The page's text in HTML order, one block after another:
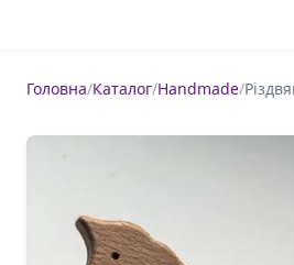
Головна/Каталог/Handmade/